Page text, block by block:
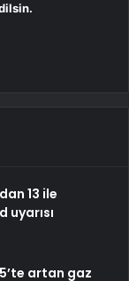
13 ile
uyarısı
artan gaz